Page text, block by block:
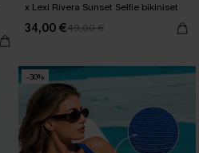
x Lexi Rivera Sunset Selfie bikiniset
34,00 €49,00 €
-30%